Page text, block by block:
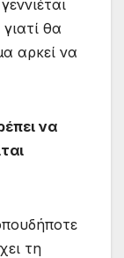
θα
αρκεί να
να
τη